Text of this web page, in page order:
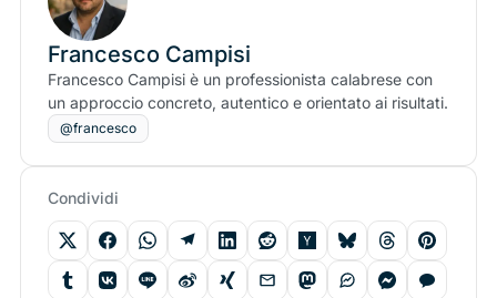
Francesco Campisi
Francesco Campisi è un professionista calabrese con
un approccio concreto, autentico e orientato ai risultati.
@francesco
Condividi